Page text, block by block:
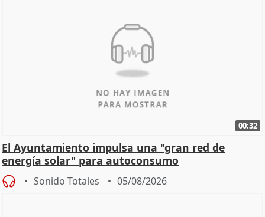
00:32
El Ayuntamiento impulsa una "gran red de
energía solar" para autoconsumo
Sonido Totales 05/08/2026